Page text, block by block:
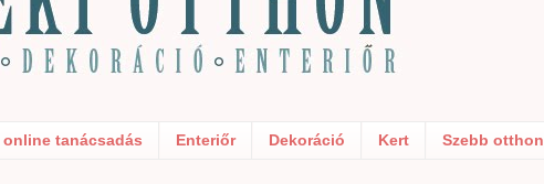
tanácsadás Enteriőr Dekoráció Kert Szebb otthon